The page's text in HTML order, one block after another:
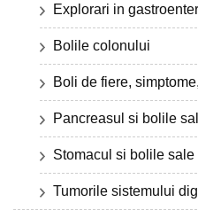
Explorari in
Bolile colonului
Boli de fiere,
Pancreasul si bolile
Stomacul si bolile sale
Tumorile sistemului